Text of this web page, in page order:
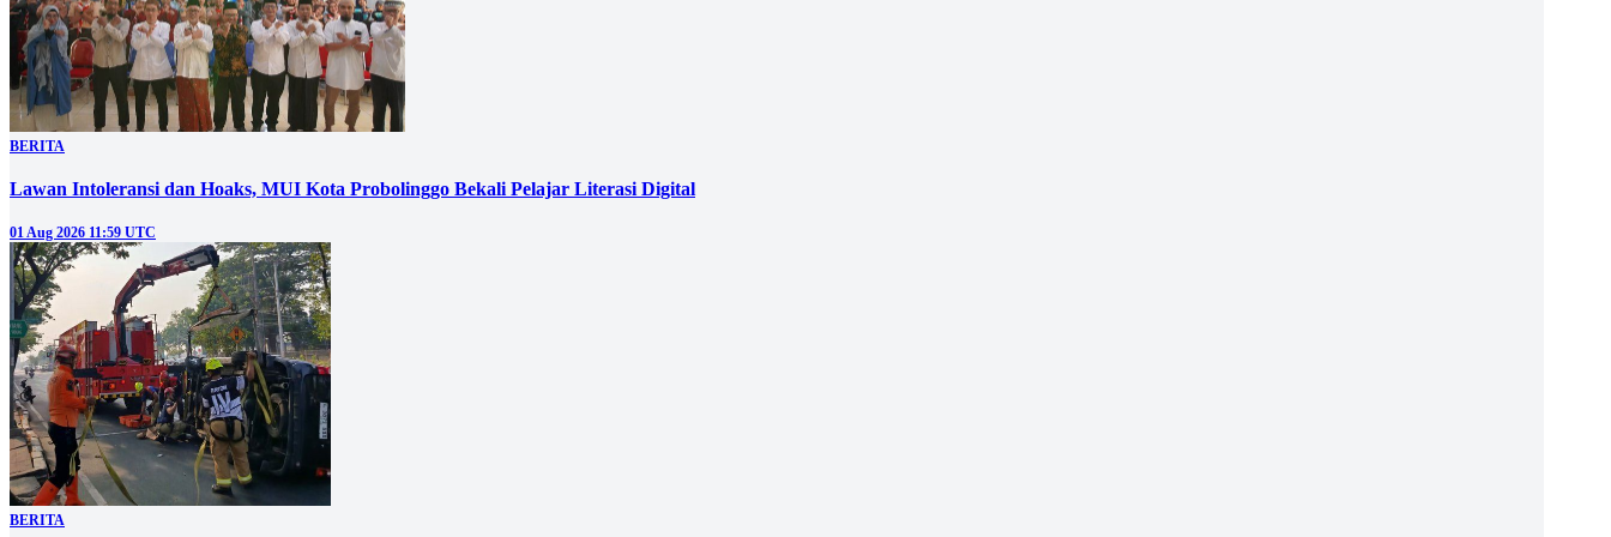
BERITA
‎Lawan Intoleransi dan Hoaks, MUI Kota Probolinggo Bekali Pelajar Literasi Digital
01 Aug 2026 11:59 UTC
BERITA